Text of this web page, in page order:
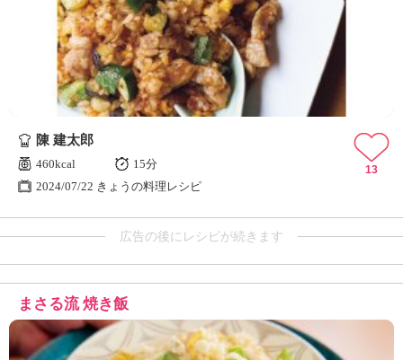
陳 建太郎
460kcal
15分
2024/07/22 きょうの料理レシピ
13
広告の後にレシピが続きます
まさる流 焼き飯